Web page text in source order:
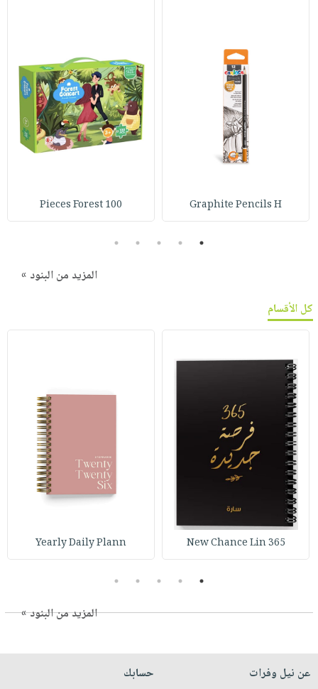
Graphite Pencils H
100 Pieces Forest
1
2
3
4
5
المزيد من البنود »
كل الأقسام
365 New Chance Lin
Yearly Daily Plann
1
2
3
4
5
المزيد من البنود »
عن نيل وفرات
حسابك